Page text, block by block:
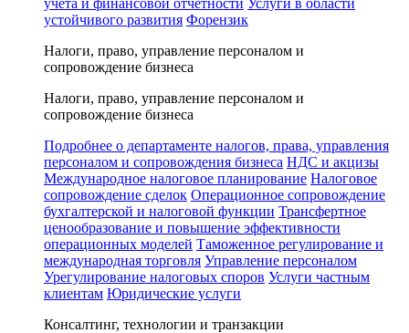
учета и финансовой отчетности Услуги в области
устойчивого развития Форензик
Налоги, право, управление персоналом и
сопровождение бизнеса
Налоги, право, управление персоналом и
сопровождение бизнеса
Подробнее о департаменте налогов, права, управления
персоналом и сопровождения бизнеса НДС и акцизы
Международное налоговое планирование Налоговое
сопровождение сделок Операционное сопровождение
бухгалтерской и налоговой функции Трансфертное
ценообразование и повышение эффективности
операционных моделей Таможенное регулирование и
международная торговля Управление персоналом
Урегулирование налоговых споров Услуги частным
клиентам Юридические услуги
Консалтинг, технологии и транзакции